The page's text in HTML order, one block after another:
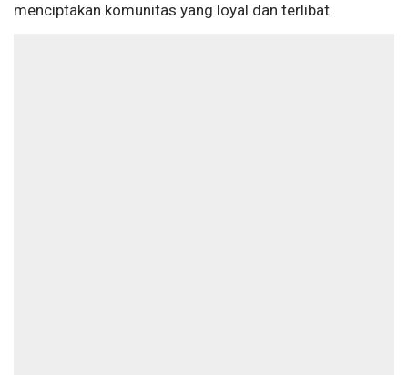
menciptakan komunitas yang loyal dan terlibat.